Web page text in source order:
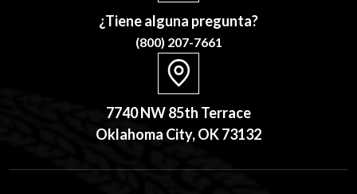
¿Tiene alguna pregunta?
(800) 207-7661
7740 NW 85th Terrace
Oklahoma City, OK 73132